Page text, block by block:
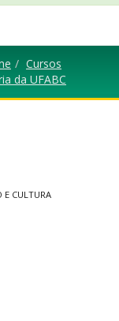
Cursos
da UFABC
E CULTURA